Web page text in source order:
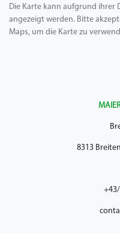
Die Karte kann aufgrund
angezeigt werden. Bitte
Maps, um die Karte zu
8313